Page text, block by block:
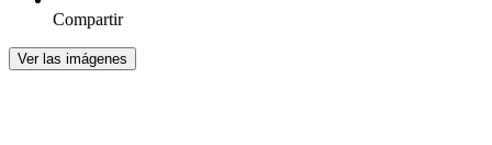
Compartir
Ver las imágenes